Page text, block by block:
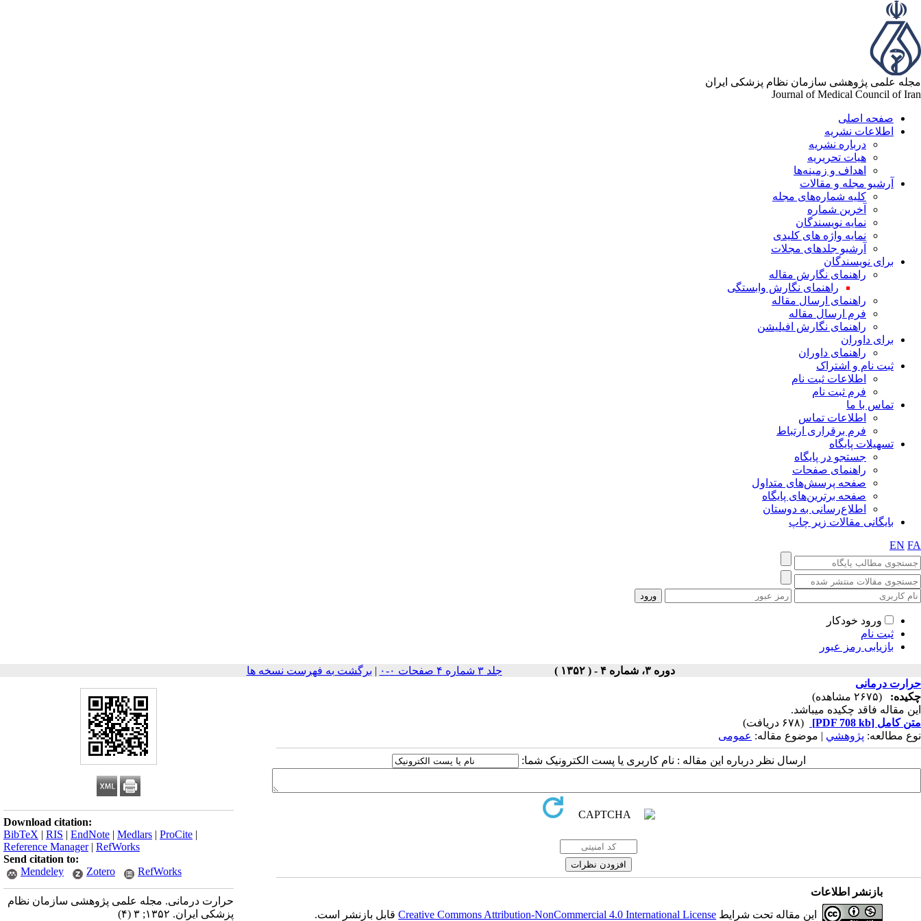
مجله علمی پژوهشی سازمان نظام پزشکی ایران
Journal of Medical Council of Iran
صفحه اصلی
اطلاعات نشریه
درباره نشریه
هیات تحریریه
اهداف و زمینه‌ها
آرشیو مجله و مقالات
کلیه شماره‌های مجله
آخرین شماره
نمایه نویسندگان
نمایه واژه های کلیدی
آرشیو جلدهای مجلات
برای نویسندگان
راهنمای نگارش مقاله
راهنمای نگارش وابستگی
راهنمای ارسال مقاله
فرم ارسال مقاله
راهنمای نگارش افیلیشن
برای داوران
راهنمای داوران
ثبت نام و اشتراک
اطلاعات ثبت نام
فرم ثبت نام
تماس با ما
اطلاعات تماس
فرم برقراری ارتباط
تسهیلات پایگاه
جستجو در پایگاه
راهنمای صفحات
صفحه پرسش‌های متداول
صفحه برترین‌های پایگاه
اطلاع‌رسانی به دوستان
بایگانی مقالات زیر چاپ
EN FA
ورود خودکار
ثبت نام
بازیابی رمز عبور
دوره ۳، شماره ۴ - ( ۱۳۵۲ ) جلد ۳ شماره ۴ صفحات ۰-۰ | برگشت به فهرست نسخه ها
Download citation:
BibTeX | RIS | EndNote | Medlars | ProCite |
Reference Manager| RefWorks
Send citation to:
Mendeley
Zotero RefWorks
حرارت درمانی. مجله علمی پژوهشی سازمان نظام
پزشکی ایران. ۱۳۵۲; ۳ (۴)
حرارت درمانی
چکیده:
(۲۶۷۵ مشاهده)
این مقاله فاقد چکیده می​باشد.
متن کامل [PDF 708 kb]
(۶۷۸ دریافت)
نوع مطالعه: پژوهشي | موضوع مقاله: عمومى
ارسال نظر درباره این مقاله : نام کاربری یا پست الکترونیک شما:
بازنشر اطلاعات
این مقاله تحت شرایط Creative Commons Attribution-NonCommercial 4.0 International Licenseقابل بازنشر است.